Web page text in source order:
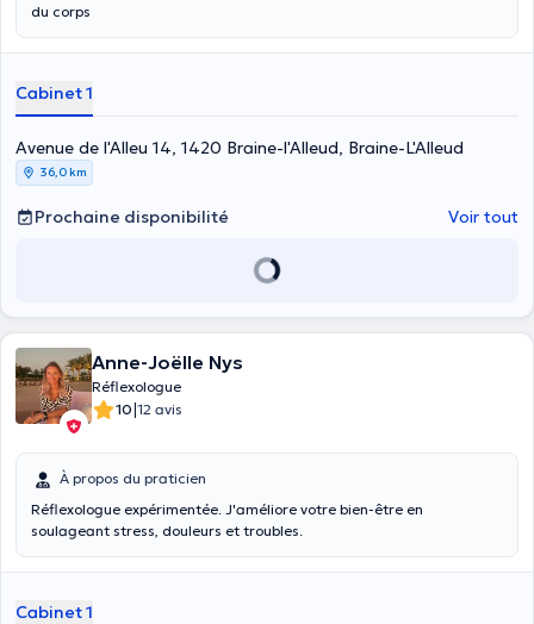
du corps
Cabinet 1
Avenue de l'Alleu 14, 1420 Braine-l'Alleud, Braine-L'Alleud
36,0 km
Prochaine disponibilité Voir tout
Anne-Joëlle Nys
Réflexologue
10|12 avis
À propos du praticien
Réflexologue expérimentée. J'améliore votre bien-être en
soulageant stress, douleurs et troubles.
Cabinet 1